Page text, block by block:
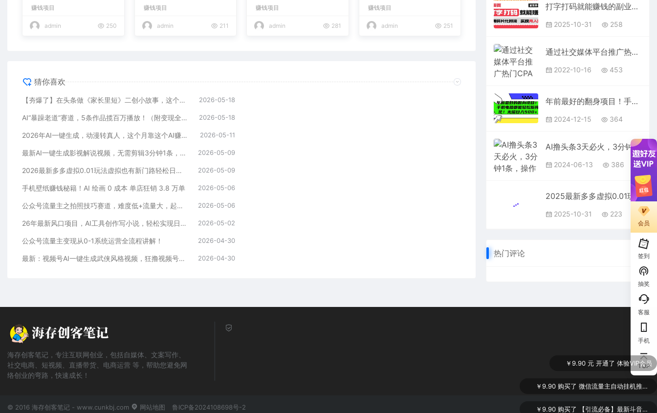
赚钱项目
admin 250
赚钱项目
admin 211
赚钱项目
admin 281
现日入2000+
赚钱项目
admin 251
猜你喜欢
【夯爆了】在头条做《家长里短》二创小故事，这个月收益2w+ 2026-05-18
AI“暴躁老道”赛道，5条作品揽百万播放！（附变现全攻略） 2026-05-18
2026年AI一键生成，动漫转真人，这个月靠这个AI赚了2W+ 2026-05-11
最新AI一键生成影视解说视频，无需剪辑3分钟1条，条条爆款，多平台变现日入2000+ 2026-05-09
2026最新多多虚拟0.01玩法虚拟也有新门路轻松日入2500! 2026-05-09
手机壁纸赚钱秘籍！AI 绘画 0 成本 单店狂销 3.8 万单 2026-05-06
公众号流量主之拍照技巧赛道，难度低+流量大，起号第一篇就爆了10w阅读！ 2026-05-06
26年最新风口项目，AI工具创作写小说，轻松实现日入1000+ 2026-05-02
公众号流量主变现从0-1系统运营全流程讲解！ 2026-04-30
最新：视频号AI一键生成武侠风格视频，狂撸视频号分成收益，学完轻松日入1000+ 2026-04-30
打字打码就能赚钱的副业，利用碎片时间，实现月入过万，简单的赚钱小副业
2025-10-31 258
通过社交媒体平台推广热门CPA Offer，日赚50美元 – CPAGRIP的三种赚钱方法
2022-10-16 453
年前最好的翻身项目！手机电脑都能轻松矩阵化！无脑日入500+
2024-12-15 364
AI撸头条3天必火，3分钟1条，操作简单，月入20000+小白超车必备！
2024-06-13 386
2025最新多多虚拟0.01玩法虚拟也有新门路轻松日入2500!
2025-10-31 223
热门评论
会员
签到
抽奖
客服
手机
TOP
海存创客笔记，专注互联网创业，包括自媒体、文案写作、
社交电商、短视频、直播带货、电商运营 等，帮助您避免网
络创业的弯路，快速成长！
© 2016 海存创客笔记 - www.cunkbj.com 网站地图 鲁ICP备2024108698号-2
￥9.90 元 开通了 体验VIP会员
￥9.90 购买了 微信流量主自动挂机推广，轻松日入900+，简单易上手，做就有收益。
￥9.90 购买了 【引流必备】最新斗音全功能全自动引流脚本，解放双手自动引流精准粉